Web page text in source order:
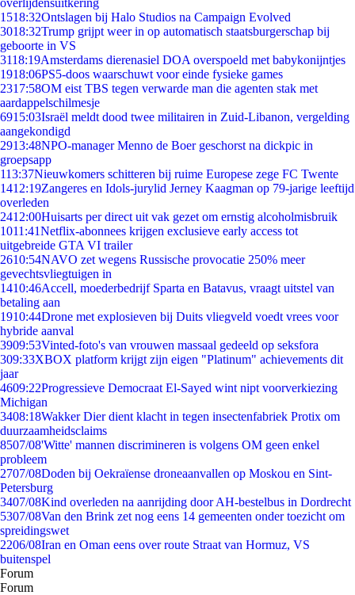
overlijdensuitkering
1518:32Ontslagen bij Halo Studios na Campaign Evolved
3018:32Trump grijpt weer in op automatisch staatsburgerschap bij
geboorte in VS
3118:19Amsterdams dierenasiel DOA overspoeld met babykonijntjes
1918:06PS5-doos waarschuwt voor einde fysieke games
2317:58OM eist TBS tegen verwarde man die agenten stak met
aardappelschilmesje
6915:03Israël meldt dood twee militairen in Zuid-Libanon, vergelding
aangekondigd
2913:48NPO-manager Menno de Boer geschorst na dickpic in
groepsapp
113:37Nieuwkomers schitteren bij ruime Europese zege FC Twente
1412:19Zangeres en Idols-jurylid Jerney Kaagman op 79-jarige leeftijd
overleden
2412:00Huisarts per direct uit vak gezet om ernstig alcoholmisbruik
1011:41Netflix-abonnees krijgen exclusieve early access tot
uitgebreide GTA VI trailer
2610:54NAVO zet wegens Russische provocatie 250% meer
gevechtsvliegtuigen in
1410:46Accell, moederbedrijf Sparta en Batavus, vraagt uitstel van
betaling aan
1910:44Drone met explosieven bij Duits vliegveld voedt vrees voor
hybride aanval
3909:53Vinted-foto's van vrouwen massaal gedeeld op seksfora
309:33XBOX platform krijgt zijn eigen "Platinum" achievements dit
jaar
4609:22Progressieve Democraat El-Sayed wint nipt voorverkiezing
Michigan
3408:18Wakker Dier dient klacht in tegen insectenfabriek Protix om
duurzaamheidsclaims
8507/08'Witte' mannen discrimineren is volgens OM geen enkel
probleem
2707/08Doden bij Oekraïense droneaanvallen op Moskou en Sint-
Petersburg
3407/08Kind overleden na aanrijding door AH-bestelbus in Dordrecht
5307/08Van den Brink zet nog eens 14 gemeenten onder toezicht om
spreidingswet
2206/08Iran en Oman eens over route Straat van Hormuz, VS
buitenspel
Forum
Forum